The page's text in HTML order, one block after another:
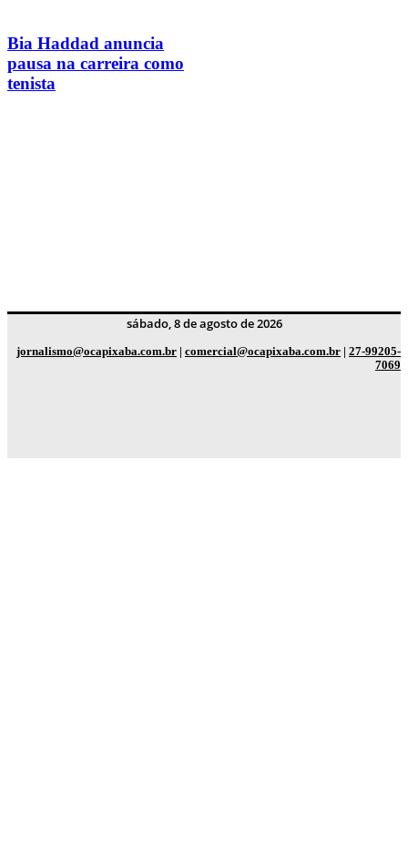
Bia Haddad anuncia
pausa na carreira como
tenista
sábado, 8 de agosto de 2026
jornalismo@ocapixaba.com.br | comercial@ocapixaba.com.br | 27-99205-
7069